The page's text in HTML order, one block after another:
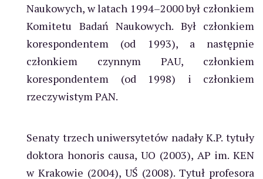
Naukowych, w latach 1994–2000 był członkiem
Komitetu Badań Naukowych. Był członkiem
korespondentem (od 1993), a następnie
członkiem czynnym PAU, członkiem
korespondentem (od 1998) i członkiem
rzeczywistym PAN.
Senaty trzech uniwersytetów nadały K.P. tytuły
doktora honoris causa, UO (2003), AP im. KEN
w Krakowie (2004), UŚ (2008). Tytuł profesora